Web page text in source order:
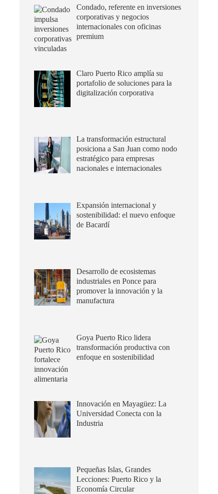
Condado, referente en inversiones
corporativas y negocios
internacionales con oficinas
premium
Claro Puerto Rico amplía su
portafolio de soluciones para la
digitalización corporativa
La transformación estructural
posiciona a San Juan como nodo
estratégico para empresas
nacionales e internacionales
Expansión internacional y
sostenibilidad: el nuevo enfoque
de Bacardí
Desarrollo de ecosistemas
industriales en Ponce para
promover la innovación y la
manufactura
Goya Puerto Rico lidera
transformación productiva con
enfoque en sostenibilidad
Innovación en Mayagüez: La
Universidad Conecta con la
Industria
Pequeñas Islas, Grandes
Lecciones: Puerto Rico y la
Economía Circular